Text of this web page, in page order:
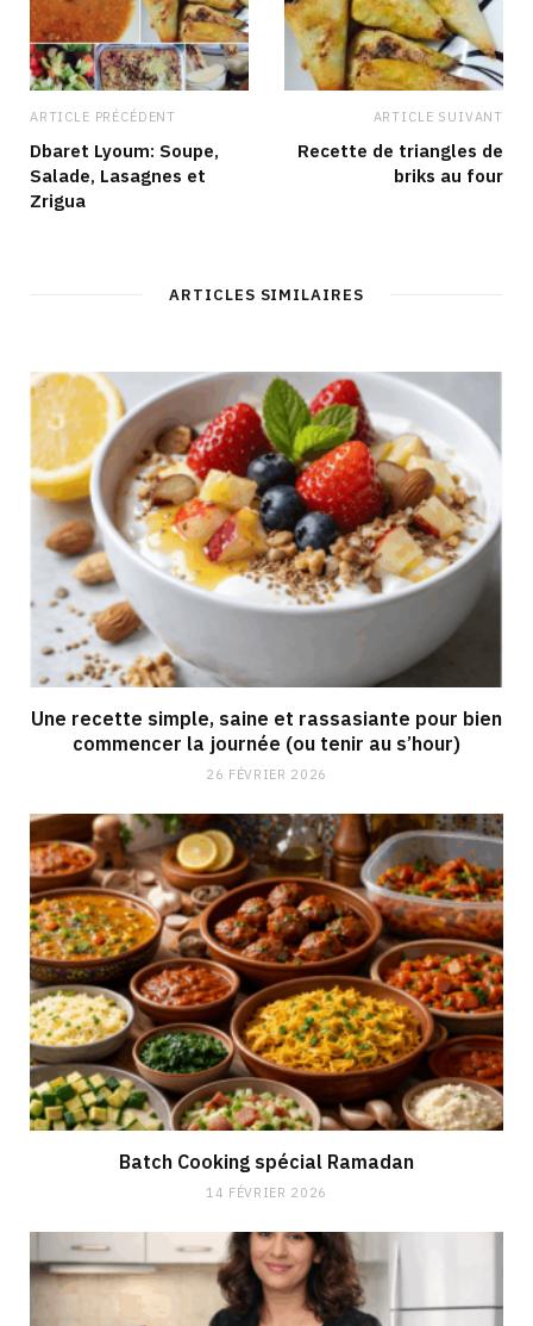
ARTICLE PRÉCÉDENT
Dbaret Lyoum: Soupe,
Salade, Lasagnes et
Zrigua
ARTICLE SUIVANT
Recette de triangles de
briks au four
ARTICLES SIMILAIRES
Une recette simple, saine et rassasiante pour bien
commencer la journée (ou tenir au s’hour)
26 FÉVRIER 2026
Batch Cooking spécial Ramadan
14 FÉVRIER 2026